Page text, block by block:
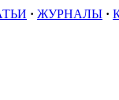
· ЖУРНАЛЫ ·